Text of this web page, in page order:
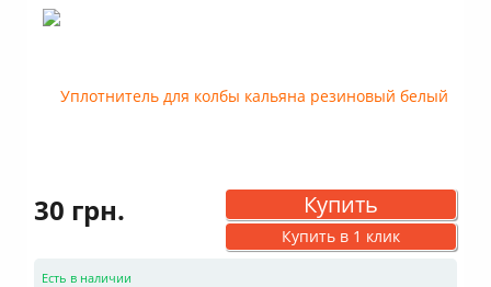
30 грн. Купить
Купить в 1 клик
Есть в наличии